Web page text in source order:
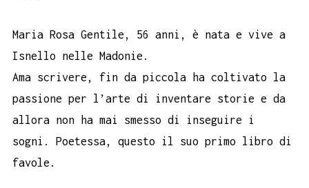
Maria Rosa Gentile, 56 anni, è nata e vive a
Isnello nelle Madonie.
Ama scrivere, fin da piccola ha coltivato la
passione per l’arte di inventare storie e da
allora non ha mai smesso di inseguire i
sogni. Poetessa, questo il suo primo libro di
favole.